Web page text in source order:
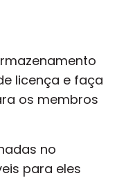
licença e faça
os membros
no
para eles